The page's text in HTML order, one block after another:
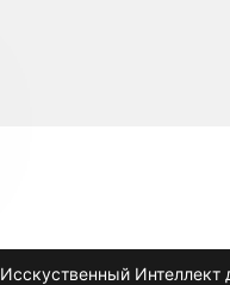
Исскуственный Интеллект